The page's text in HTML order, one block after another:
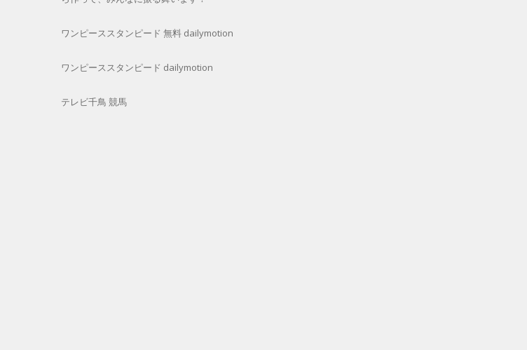
ワンピーススタンピード 無料 dailymotion
ワンピーススタンピード dailymotion
テレビ千鳥 競馬